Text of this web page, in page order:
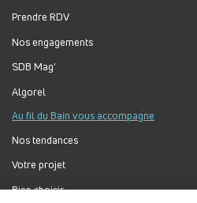
Prendre RDV
Nos engagements
SDB Mag'
Algorel
Au fil du Bain vous accompagne
Nos tendances
Votre projet
Bien choisir